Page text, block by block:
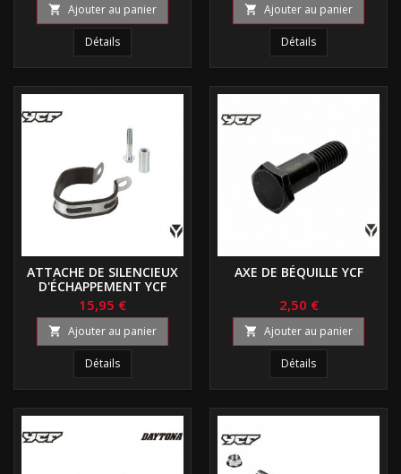
 Ajouter au panier
Détails
 Ajouter au panier
Détails
ATTACHE DE SILENCIEUX
D'ÉCHAPPEMENT YCF
15,95 €
 Ajouter au panier
Détails
AXE DE BÉQUILLE YCF
2,50 €
 Ajouter au panier
Détails